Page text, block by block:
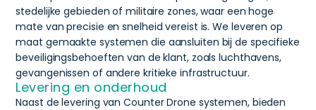
stedelijke gebieden of militaire zones, waar een hoge
mate van precisie en snelheid vereist is. We leveren op
maat gemaakte systemen die aansluiten bij de specifieke
beveiligingsbehoeften van de klant, zoals luchthavens,
gevangenissen of andere kritieke infrastructuur.
Levering en onderhoud
Naast de levering van Counter Drone systemen, bieden